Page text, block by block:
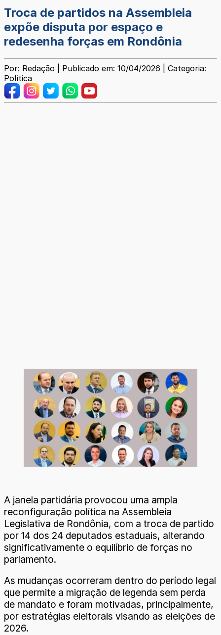
Troca de partidos na Assembleia
expõe disputa por espaço e
redesenha forças em Rondônia
Por: Redação | Publicado em: 10/04/2026 | Categoria:
Política
A janela partidária provocou uma ampla
reconfiguração política na Assembleia
Legislativa de Rondônia, com a troca de partido
por 14 dos 24 deputados estaduais, alterando
significativamente o equilíbrio de forças no
parlamento.
As mudanças ocorreram dentro do período legal
que permite a migração de legenda sem perda
de mandato e foram motivadas, principalmente,
por estratégias eleitorais visando as eleições de
2026.